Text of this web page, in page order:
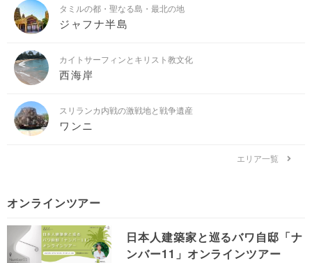
タミルの都・聖なる島・最北の地
ジャフナ半島
カイトサーフィンとキリスト教文化
西海岸
スリランカ内戦の激戦地と戦争遺産
ワンニ
エリア一覧
オンラインツアー
日本人建築家と巡るバワ自邸「ナ
ンバー11」オンラインツアー